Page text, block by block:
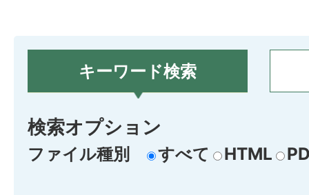
キーワード検索
検索オプション
ファイル種別 すべて HTML